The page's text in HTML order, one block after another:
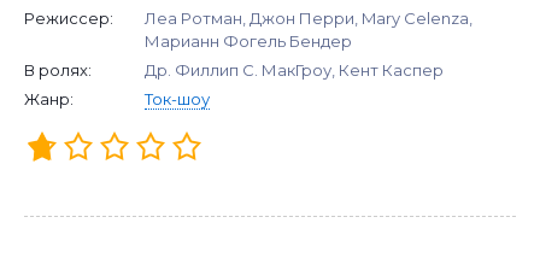
Режиссер:
Леа Ротман, Джон Перри, Mary Celenza,
Марианн Фогель Бендер
В ролях:
Др. Филлип С. МакГроу, Кент Каспер
Жанр:
Ток-шоу